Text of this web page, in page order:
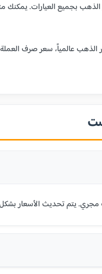
بجميع العيارات.
عالمياً، سعر صرف العملة